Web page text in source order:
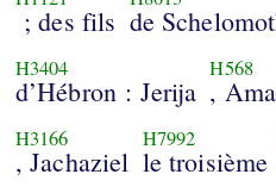
; des fils de
H3404
d’Hébron : Jerija
H568
,
H3166
, Jachaziel
H7992
le troisième